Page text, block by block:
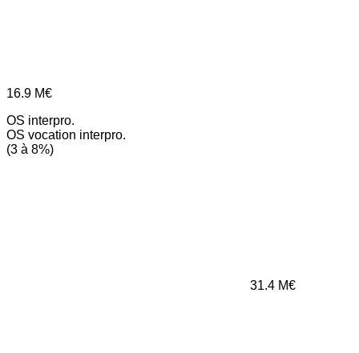
16.9 M€
OS interpro.
OS vocation interpro.
(3 à 8%)
31.4 M€